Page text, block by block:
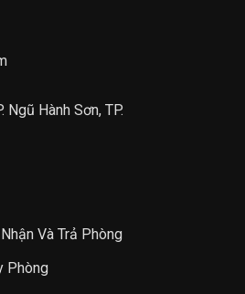
Ngũ Hành Sơn, TP.
Và Trả Phòng
Phòng